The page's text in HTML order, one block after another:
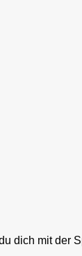
dich mit der